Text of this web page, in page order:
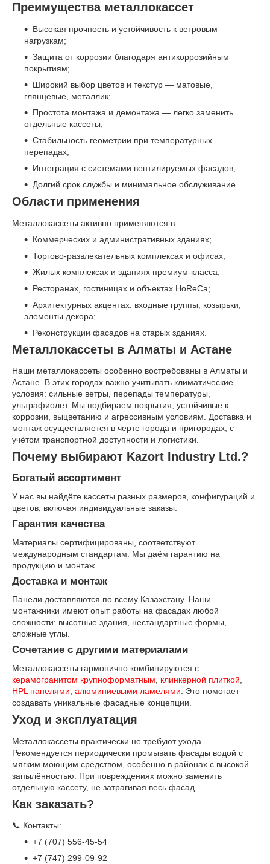
Преимущества металлокассет
Высокая прочность и устойчивость к ветровым
нагрузкам;
Защита от коррозии благодаря антикоррозийным
покрытиям;
Широкий выбор цветов и текстур — матовые,
глянцевые, металлик;
Простота монтажа и демонтажа — легко заменить
отдельные кассеты;
Стабильность геометрии при температурных
перепадах;
Интеграция с системами вентилируемых фасадов;
Долгий срок службы и минимальное обслуживание.
Области применения
Металлокассеты активно применяются в:
Коммерческих и административных зданиях;
Торгово-развлекательных комплексах и офисах;
Жилых комплексах и зданиях премиум-класса;
Ресторанах, гостиницах и объектах HoReCa;
Архитектурных акцентах: входные группы, козырьки,
элементы декора;
Реконструкции фасадов на старых зданиях.
Металлокассеты в Алматы и Астане
Наши металлокассеты особенно востребованы в Алматы и
Астане. В этих городах важно учитывать климатические
условия: сильные ветры, перепады температуры,
ультрафиолет. Мы подбираем покрытия, устойчивые к
коррозии, выцветанию и агрессивным условиям. Доставка и
монтаж осуществляется в черте города и пригородах, с
учётом транспортной доступности и логистики.
Почему выбирают Kazort Industry Ltd.?
Богатый ассортимент
У нас вы найдёте кассеты разных размеров, конфигураций и
цветов, включая индивидуальные заказы.
Гарантия качества
Материалы сертифицированы, соответствуют
международным стандартам. Мы даём гарантию на
продукцию и монтаж.
Доставка и монтаж
Панели доставляются по всему Казахстану. Наши
монтажники имеют опыт работы на фасадах любой
сложности: высотные здания, нестандартные формы,
сложные углы.
Сочетание с другими материалами
Металлокассеты гармонично комбинируются с:
керамогранитом крупноформатным
клинкерной плиткой
HPL панелями алюминиевыми ламелями . Это помогает
создавать уникальные фасадные концепции.
Уход и эксплуатация
Металлокассеты практически не требуют ухода.
Рекомендуется периодически промывать фасады водой с
мягким моющим средством, особенно в районах с высокой
запылённостью. При повреждениях можно заменить
отдельную кассету, не затрагивая весь фасад.
Как заказать?
📞 Контакты:
+7 (707) 556-45-54
+7 (747) 299-09-92